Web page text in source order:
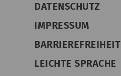
DATENSCHUTZ
IMPRESSUM
BARRIEREFREIHEIT
LEICHTE SPRACHE